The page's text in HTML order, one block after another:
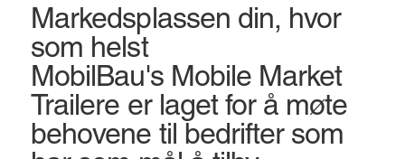
Markedsplassen din, hvor
som helst
MobilBau's Mobile Market
Trailere er laget for å møte
behovene til bedrifter som